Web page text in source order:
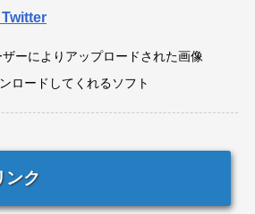
ーによりアップロードされた画像
ロードしてくれるソフト
ンク